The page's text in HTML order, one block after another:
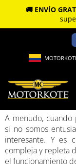
🚚 ENVÍO
A menudo, cuando
si no somos
interesante. Y es
compleja y repleta
el funcionamiento